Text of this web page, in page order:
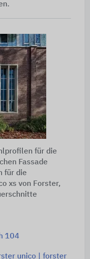
für die
Fassade
für die
xs von Forster,
104
unico | forster